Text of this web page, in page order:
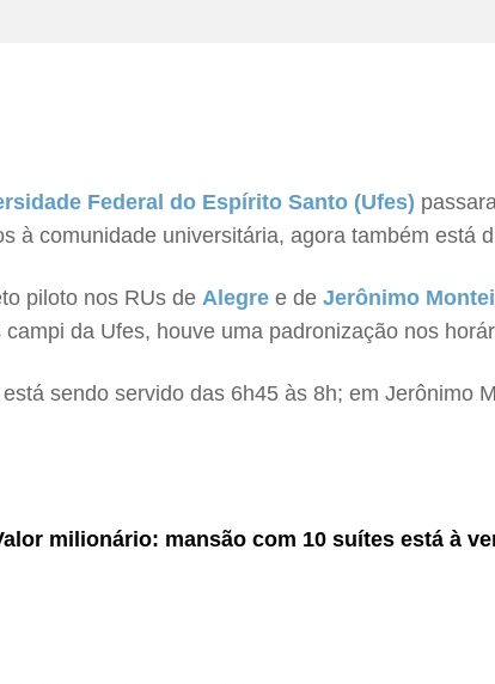
Federal do Espírito Santo (Ufes)
à comunidade universitária, agora também está
piloto nos RUs de Alegre e de Jerônimo
da Ufes, houve uma padronização nos
sendo servido das 6h45 às 8h; em Jerônimo
milionário: mansão com 10 suítes está à